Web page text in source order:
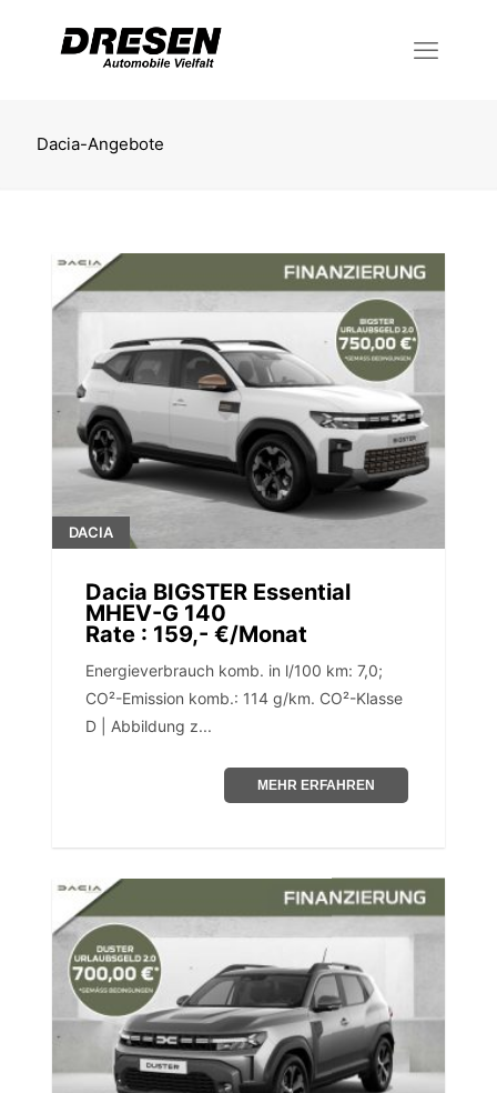
Dacia-Angebote
DACIA
Dacia BIGSTER Essential
MHEV-G 140
Rate : 159,- €/Monat
Energieverbrauch komb. in l/100 km: 7,0;
CO²-Emission komb.: 114 g/km. CO²-Klasse
D | Abbildung z...
MEHR ERFAHREN